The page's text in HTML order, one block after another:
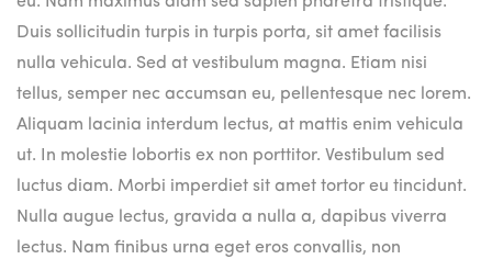
Duis sollicitudin turpis in turpis porta, sit amet facilisis
nulla vehicula. Sed at vestibulum magna. Etiam nisi
tellus, semper nec accumsan eu, pellentesque nec lorem.
Aliquam lacinia interdum lectus, at mattis enim vehicula
ut. In molestie lobortis ex non porttitor. Vestibulum sed
luctus diam. Morbi imperdiet sit amet tortor eu tincidunt.
Nulla augue lectus, gravida a nulla a, dapibus viverra
lectus. Nam finibus urna eget eros convallis, non